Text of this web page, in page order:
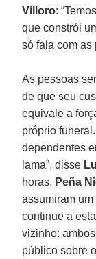
Villoro:
que constrói
só fala com as
As pessoas
de que seu
equivale a
próprio
dependentes
lama”, disse
horas, Peña
assumiram
continue a
vizinho:
público sobre